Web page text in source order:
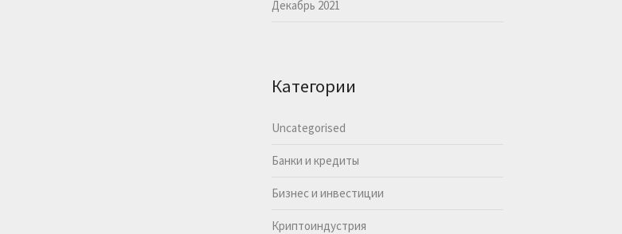
Декабрь 2021
Категории
Uncategorised
Банки и кредиты
Бизнес и инвестиции
Криптоиндустрия